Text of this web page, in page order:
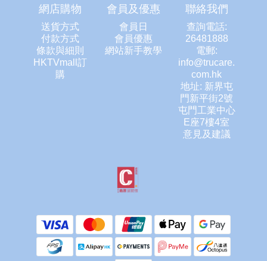
網店購物
送貨方式
付款方式
條款與細則
HKTVmall訂
購
會員及優惠
會員日
會員優惠
網站新手教學
聯絡我們
查詢電話:
26481888
電郵:
info@trucare.
com.hk
地址: 新界屯
門新平街2號
屯門工業中心
E座7樓4室
意見及建議